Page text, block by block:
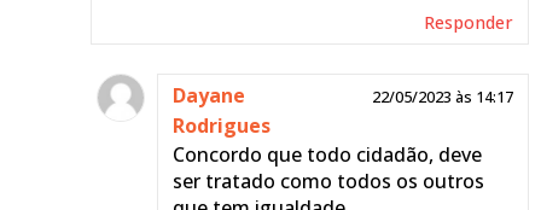
Responder
Dayane
Rodrigues
22/05/2023 às 14:17
Concordo que todo cidadão, deve
ser tratado como todos os outros